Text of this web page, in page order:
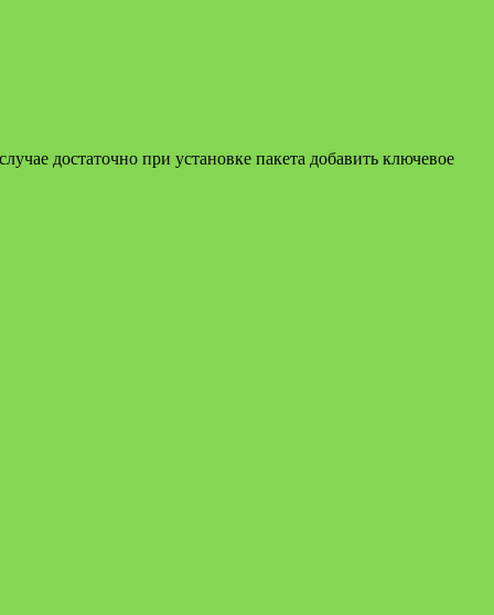
достаточно при установке пакета добавить ключевое